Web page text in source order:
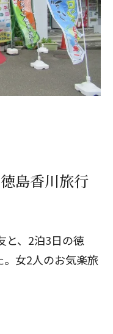
島香川旅行
と、2泊3日の徳
。女2人のお気楽旅